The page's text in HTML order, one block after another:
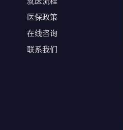
医保政策
在线咨询
联系我们